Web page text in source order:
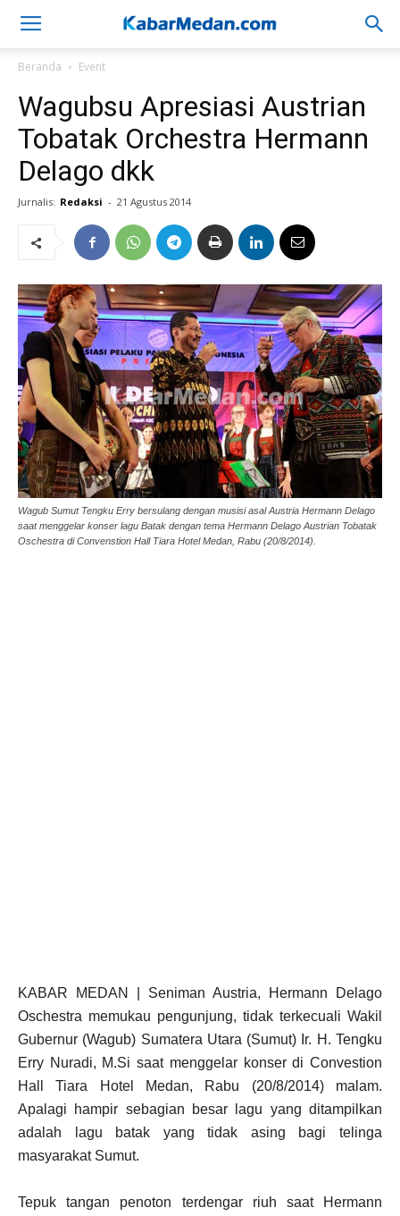
Beranda Event
Wagubsu Apresiasi Austrian
Tobatak Orchestra Hermann
Delago dkk
Jurnalis: Redaksi - 21 Agustus 2014
Wagub Sumut Tengku Erry bersulang dengan musisi asal Austria Hermann Delago
saat menggelar konser lagu Batak dengan tema Hermann Delago Austrian Tobatak
Oschestra di Convenstion Hall Tiara Hotel Medan, Rabu (20/8/2014).
KABAR MEDAN | Seniman Austria, Hermann Delago
Oschestra memukau pengunjung, tidak terkecuali Wakil
Gubernur (Wagub) Sumatera Utara (Sumut) Ir. H. Tengku
Erry Nuradi, M.Si saat menggelar konser di Convestion
Hall Tiara Hotel Medan, Rabu (20/8/2014) malam.
Apalagi hampir sebagian besar lagu yang ditampilkan
adalah lagu batak yang tidak asing bagi telinga
masyarakat Sumut.
Tepuk tangan penoton terdengar riuh saat Hermann